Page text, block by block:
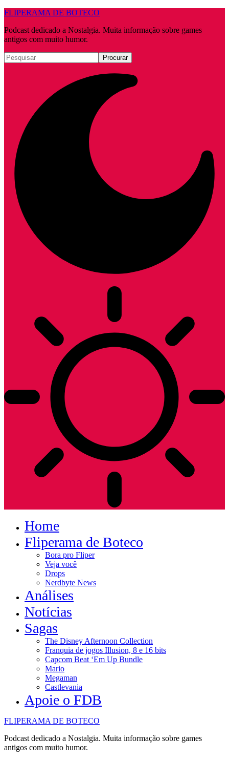
FLIPERAMA DE BOTECO
Podcast dedicado a Nostalgia. Muita informação sobre games
antigos com muito humor.
Home
Fliperama de Boteco
Bora pro Fliper
Veja você
Drops
Nerdbyte News
Análises
Notícias
Sagas
The Disney Afternoon Collection
Franquia de jogos Illusion, 8 e 16 bits
Capcom Beat ‘Em Up Bundle
Mario
Megaman
Castlevania
Apoie o FDB
FLIPERAMA DE BOTECO
Podcast dedicado a Nostalgia. Muita informação sobre games
antigos com muito humor.